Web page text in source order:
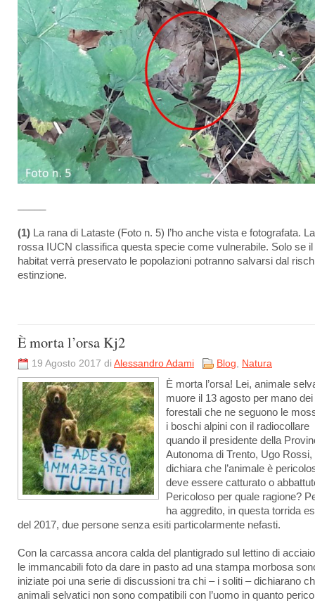
(1) La rana di Lataste (Foto n. 5) l’ho anche vista e fotografata.
rossa IUCN classifica questa specie come vulnerabile. Solo se
habitat verrà preservato le popolazioni potranno salvarsi dal
estinzione.
È morta l’orsa Kj2
19 Agosto 2017 di Alessandro Adami Blog, Natura
È morta l’orsa! Lei, animale
muore il 13 agosto per mano dei
forestali che ne seguono le
i boschi alpini con il radiocollare
quando il presidente della
Autonoma di Trento, Ugo Rossi,
dichiara che l’animale è
deve essere catturato o
Pericoloso per quale ragione?
ha aggredito, in questa torrida
del 2017, due persone senza esiti particolarmente nefasti.
Con la carcassa ancora calda del plantigrado sul lettino di
le immancabili foto da dare in pasto ad una stampa morbosa
iniziate poi una serie di discussioni tra chi – i soliti – dichiarano
animali selvatici non sono compatibili con l’uomo in quanto